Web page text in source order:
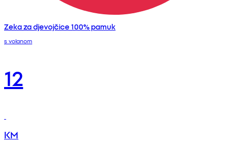
Zeka za djevojčice 100% pamuk
s volanom
12
KM